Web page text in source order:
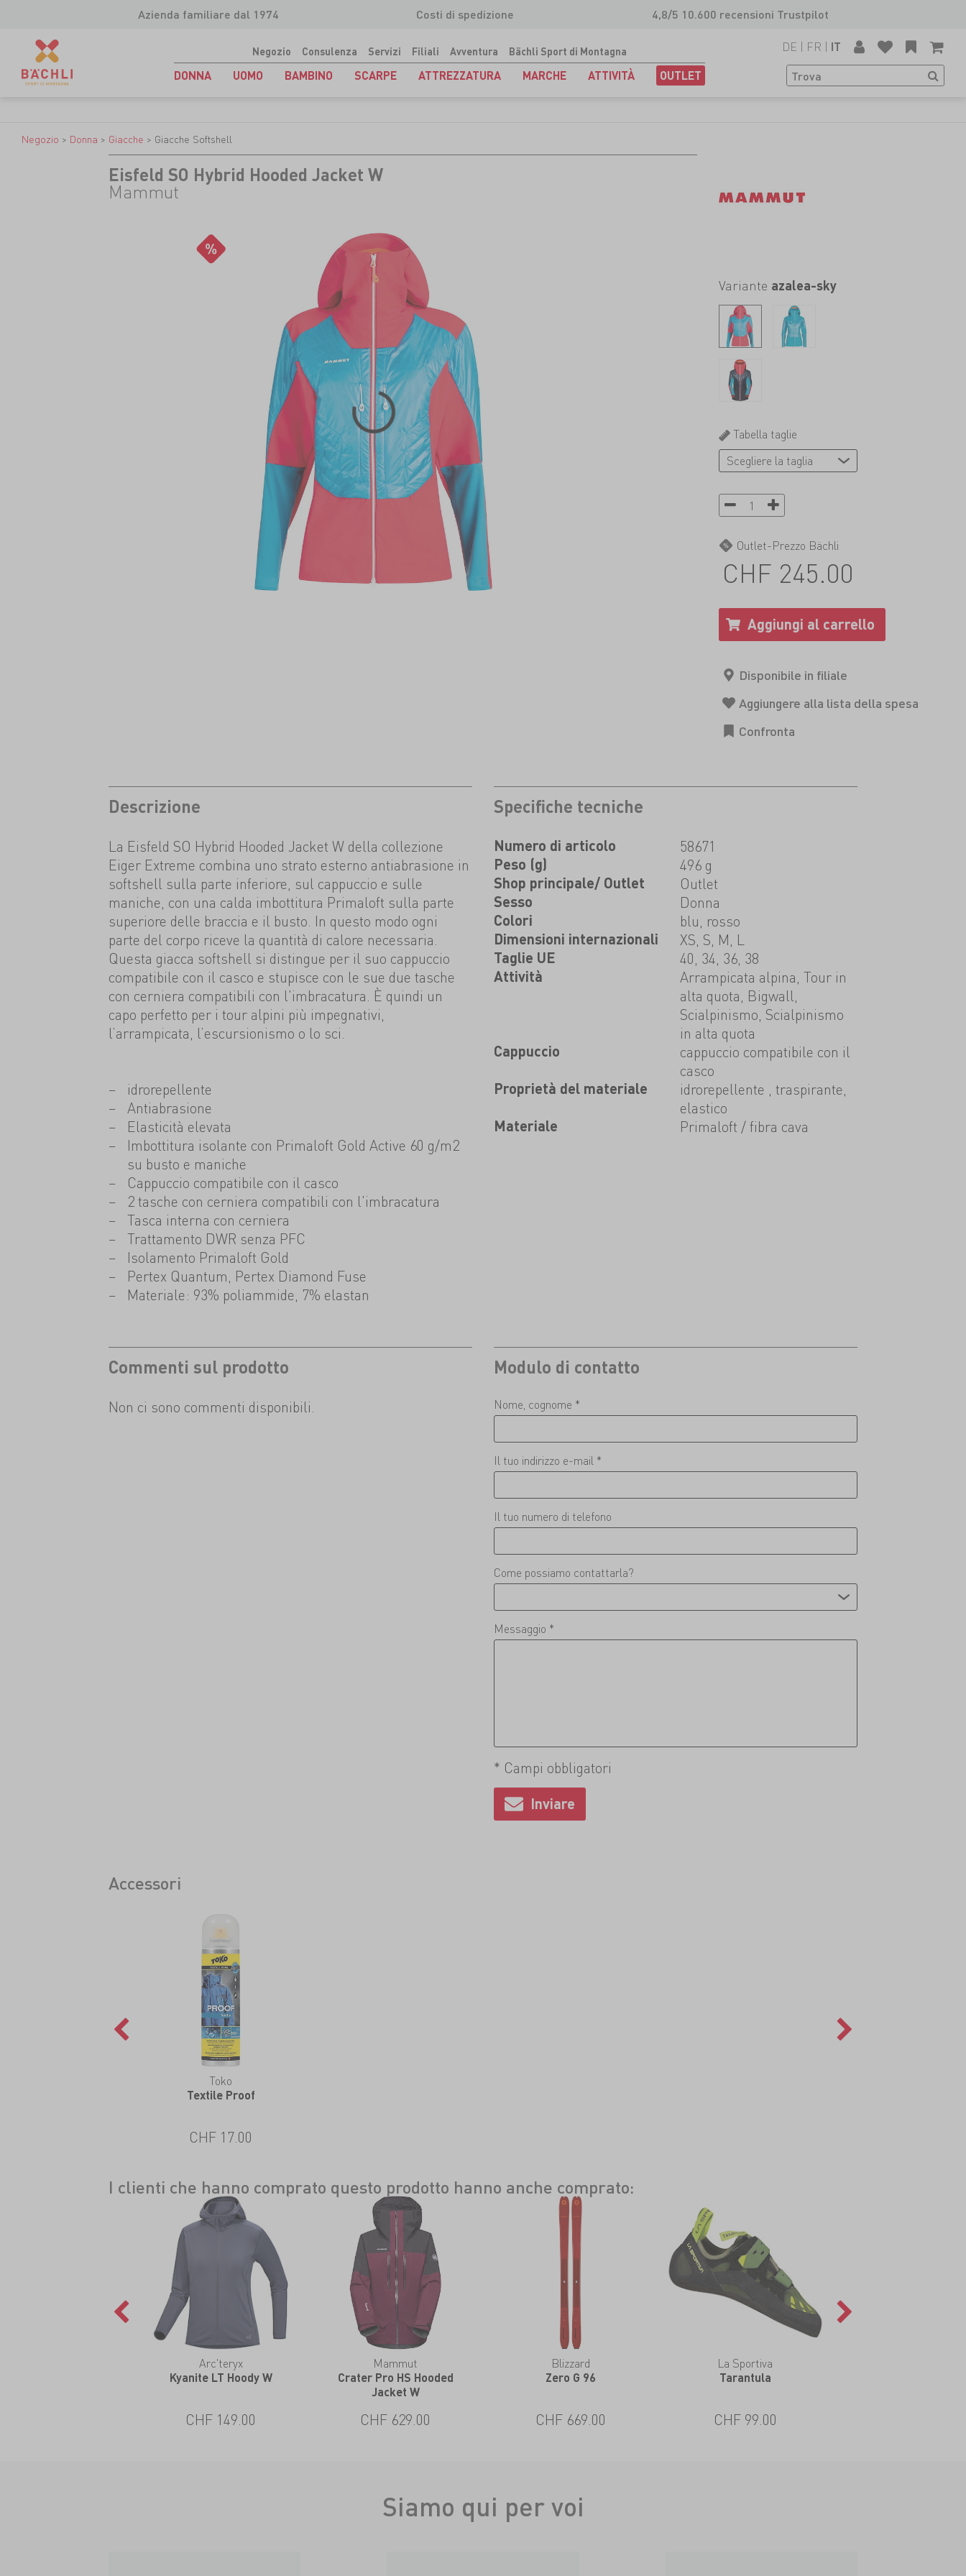
Azienda familiare dal 1974 Costi di spedizione 4,8/5 10.600 recensioni Trustpilot
Negozio Consulenza Servizi Filiali Avventura Bächli Sport di Montagna
DONNA UOMO BAMBINO SCARPE ATTREZZATURA MARCHE ATTIVITÀ OUTLET
DE | FR | IT
Negozio > Donna > Giacche > Giacche Softshell
Eisfeld SO Hybrid Hooded Jacket W
Mammut
Variante azalea-sky
Tabella taglie
Outlet-Prezzo Bächli
CHF 245.00
Descrizione
La Eisfeld SO Hybrid Hooded Jacket W della collezione
Eiger Extreme combina uno strato esterno antiabrasione in
softshell sulla parte inferiore, sul cappuccio e sulle
maniche, con una calda imbottitura Primaloft sulla parte
superiore delle braccia e il busto. In questo modo ogni
parte del corpo riceve la quantità di calore necessaria.
Questa giacca softshell si distingue per il suo cappuccio
compatibile con il casco e stupisce con le sue due tasche
con cerniera compatibili con l'imbracatura. È quindi un
capo perfetto per i tour alpini più impegnativi,
l’arrampicata, l’escursionismo o lo sci.
idrorepellente
Antiabrasione
Elasticità elevata
Imbottitura isolante con Primaloft Gold Active 60 g/m2
su busto e maniche
Cappuccio compatibile con il casco
2 tasche con cerniera compatibili con l'imbracatura
Tasca interna con cerniera
Trattamento DWR senza PFC
Isolamento Primaloft Gold
Pertex Quantum, Pertex Diamond Fuse
Materiale: 93% poliammide, 7% elastan
Specifiche tecniche
Numero di articolo 58671
Peso (g) 496 g
Shop principale/ Outlet Outlet
Sesso Donna
Colori blu, rosso
Dimensioni internazionali XS, S, M, L
Taglie UE 40, 34, 36, 38
Attività
Arrampicata alpina, Tour in
alta quota, Bigwall,
Scialpinismo, Scialpinismo
in alta quota
Cappuccio
cappuccio compatibile con il
casco
Proprietà del materiale
idrorepellente , traspirante,
elastico
Materiale Primaloft / fibra cava
Commenti sul prodotto
Non ci sono commenti disponibili.
Modulo di contatto
Nome, cognome *
Il tuo indirizzo e-mail *
Il tuo numero di telefono
Come possiamo contattarla?
Messaggio *
* Campi obbligatori
Accessori
Toko
Textile Proof
CHF 17.00
I clienti che hanno comprato questo prodotto hanno anche comprato:
Arc'teryx
Kyanite LT Hoody W
CHF 149.00
Mammut
Crater Pro HS Hooded
Jacket W
CHF 629.00
Blizzard
Zero G 96
CHF 669.00
La Sportiva
Tarantula
CHF 99.00
Siamo qui per voi